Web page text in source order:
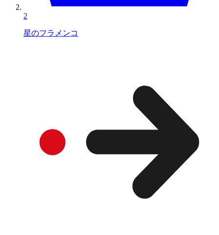
2
星のフラメンコ